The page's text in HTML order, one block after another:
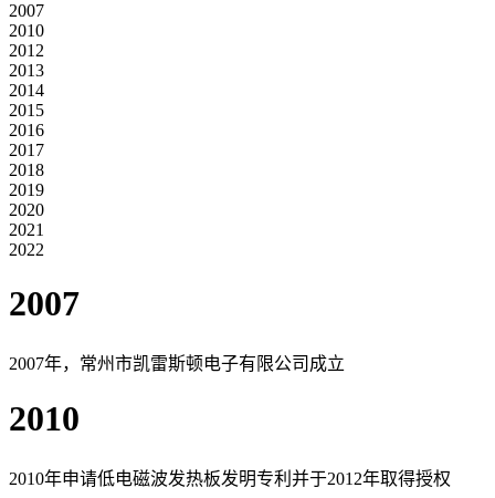
2007
2010
2012
2013
2014
2015
2016
2017
2018
2019
2020
2021
2022
2007
2007年，常州市凯雷斯顿电子有限公司成立
2010
2010年申请低电磁波发热板发明专利并于2012年取得授权